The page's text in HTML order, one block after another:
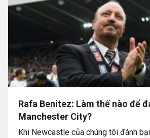
Rafa Benitez: Làm thế nào để
Manchester City?
Khi Newcastle của chúng tôi đánh